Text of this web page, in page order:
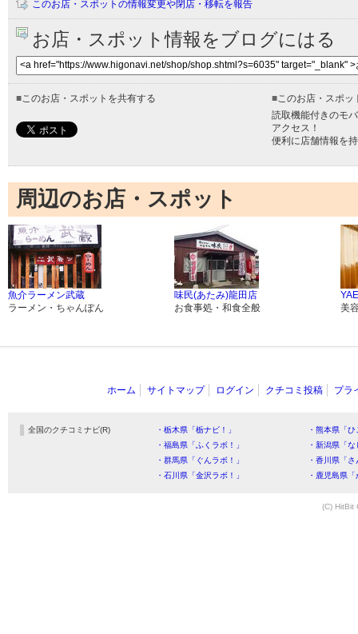
このお店・スポットの情報変更や閉店・移転を報告
お店・スポット情報をブログにはる
■ このお店・スポットを共有する ■ このお店・スポ
読取機能付きのモ
アクセス！
便利に店舗情報を
周辺のお店・スポット
魚介ラーメン武蔵
ラーメン・ちゃんぽん
味民(あたみ)龍田店
お食事処・和食全般
YAE
美
ホーム サイトマップ ログイン クチコミ投稿 プラ
全国のクチコミナビ(R) ・栃木県「栃ナビ！」
・熊本県「
・福島県「ふくラボ！」
・新潟県「
・群馬県「ぐんラボ！」
・香川県「
・石川県「金沢ラボ！」
・鹿児島県
(C) HitBit